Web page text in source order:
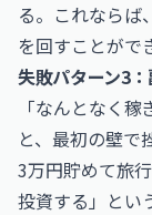
る。これならば
を回すことがで
失敗パターン3
「なんとなく
と、最初の壁で
3万円貯めて旅
投資する」とい